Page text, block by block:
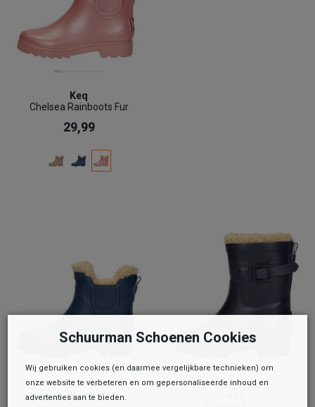
Keq
Chelsea Rainboots Fur
29,99
Keq
Schuurman Schoenen Cookies
Wij gebruiken cookies (en daarmee vergelijkbare technieken) om
onze website te verbeteren en om gepersonaliseerde inhoud en
advertenties aan te bieden.